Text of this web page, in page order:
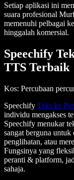
Setiap aplikasi ini
suara profesional
memenuhi pelbagai
hinggalah komersial.
Speechify
TTS Terbaik
Kos: Percubaan
Speechify Teks ke
individu mengakses
Speechify menukar
sangat berguna untuk
penglihatan, atau
Fungsinya yang
peranti & platform,
sahaja.